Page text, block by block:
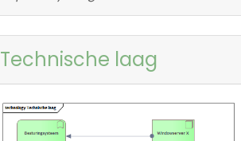
Technische laag